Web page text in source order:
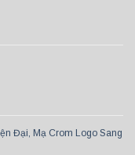
Đại, Mạ Crom Logo Sang